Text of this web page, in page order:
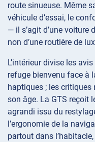
route sinueuse. Même
véhicule d’essai, le
— il s’agit d’une voiture
non d’une routière de
L’intérieur divise les
refuge bienvenu face à
haptiques ; les critiques
son âge. La GTS reçoit
agrandi issu du
l’ergonomie de la
partout dans